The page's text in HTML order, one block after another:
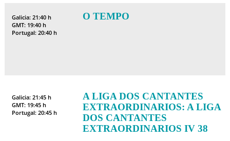
Galicia: 21:40 h
GMT: 19:40 h
Portugal: 20:40 h
O TEMPO
Galicia: 21:45 h
GMT: 19:45 h
Portugal: 20:45 h
A LIGA DOS CANTANTES
EXTRAORDINARIOS: A LIGA
DOS CANTANTES
EXTRAORDINARIOS IV 38